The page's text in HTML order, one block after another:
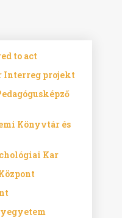
to act
Interreg projekt
Könyvtár és
Kar